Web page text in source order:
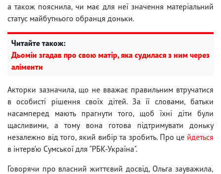
а також пояснила, чи має для неї значення матеріальний
статус майбутнього обранця доньки.
Читайте також:
Дьомін згадав про свою матір, яка судилася з ним через
аліменти
Акторки зазначила, що не вважає правильним втручатися
в особисті рішення своїх дітей. За її словами, батьки
насамперед мають прагнути того, щоб їхні діти були
щасливими, а тому вона готова підтримувати доньку
незалежно від того, який вибір та зробить. Про це йдеться
в інтерв’ю Сумської для "РБК-Україна".
Говорячи про власний життєвий досвід, Ольга зауважила,